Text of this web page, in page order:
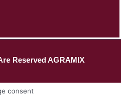
Reserved AGRAMIX
consent